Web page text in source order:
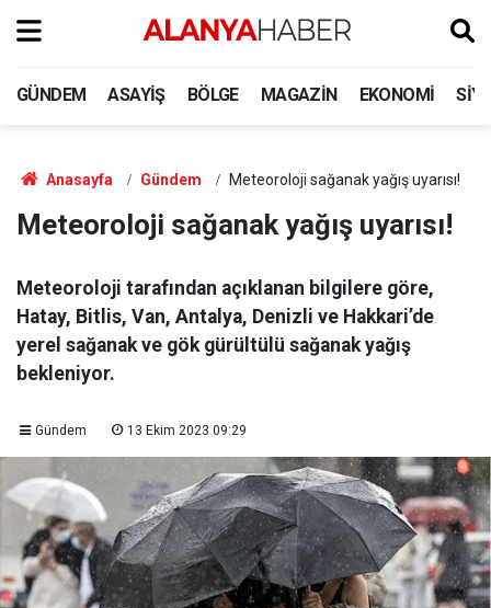
GÜNDEM ASAYIŞ BÖLGE MAGAZIN EKONOMI
Anasayfa Gündem Meteoroloji sağanak yağış uyarısı!
Meteoroloji sağanak yağış uyarısı!
Meteoroloji tarafından açıklanan bilgilere göre,
Hatay, Bitlis, Van, Antalya, Denizli ve Hakkari’de
yerel sağanak ve gök gürültülü sağanak yağış
bekleniyor.
Gündem 13 Ekim 2023 09:29